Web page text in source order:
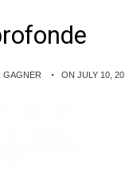
GAGNER ON JULY 10,